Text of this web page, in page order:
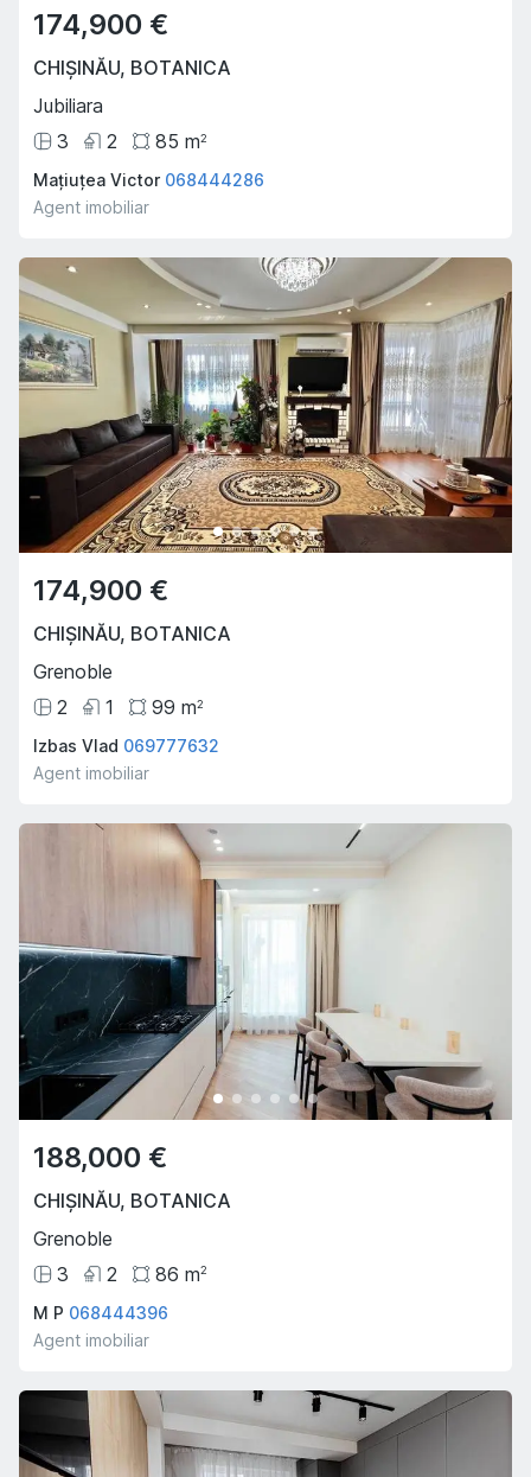
174,900 €
CHIȘINĂU, BOTANICA
Jubiliara
3
2 85 m2
Mațiuțea Victor 068444286
Agent imobiliar
174,900 €
CHIȘINĂU, BOTANICA
Grenoble
2
1 99 m2
Izbas Vlad 069777632
Agent imobiliar
188,000 €
CHIȘINĂU, BOTANICA
Grenoble
3
2 86 m2
M P 068444396
Agent imobiliar